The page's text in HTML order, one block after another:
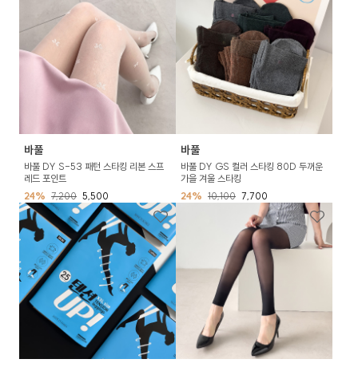
바풀
바풀 DY S-53 패턴 스타킹 리본 스프
레드 포인트
24% 7,200 5,500
바풀
바풀 DY GS 컬러 스타킹 80D 두꺼운
가을 겨울 스타킹
24% 10,100 7,700